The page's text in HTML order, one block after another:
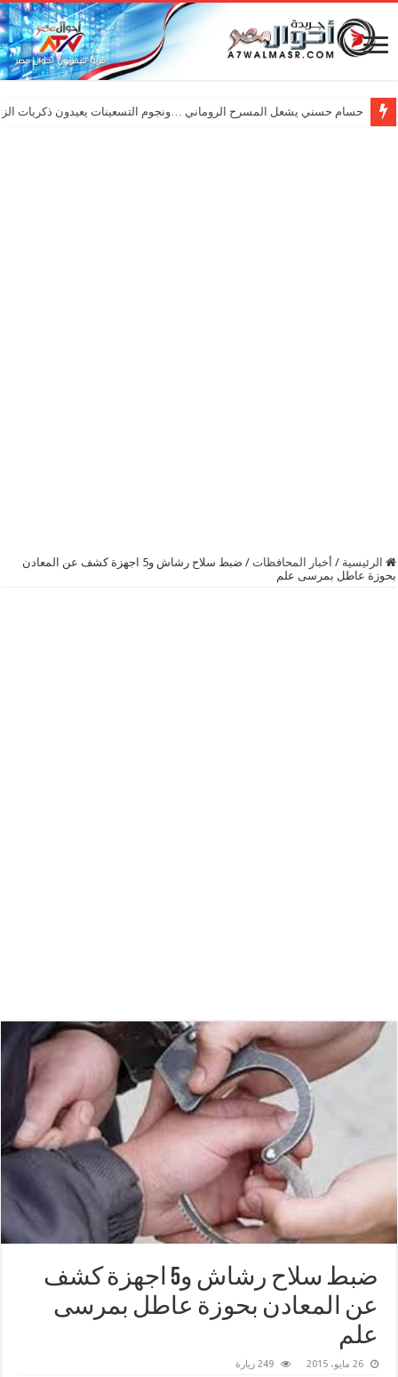
حسام حسني يشعل المسرح الروماني …ونجوم التسعينات يعيدون ذكريات
الرئيسية / أخبار المحافظات /
ضبط سلاح رشاش و5 اجهزة كشف عن المعادن
بحوزة عاطل بمرسى علم
ضبط سلاح رشاش و5 اجهزة كشف
عن المعادن بحوزة عاطل بمرسى
علم
26 مايو، 2015 249 زيارة